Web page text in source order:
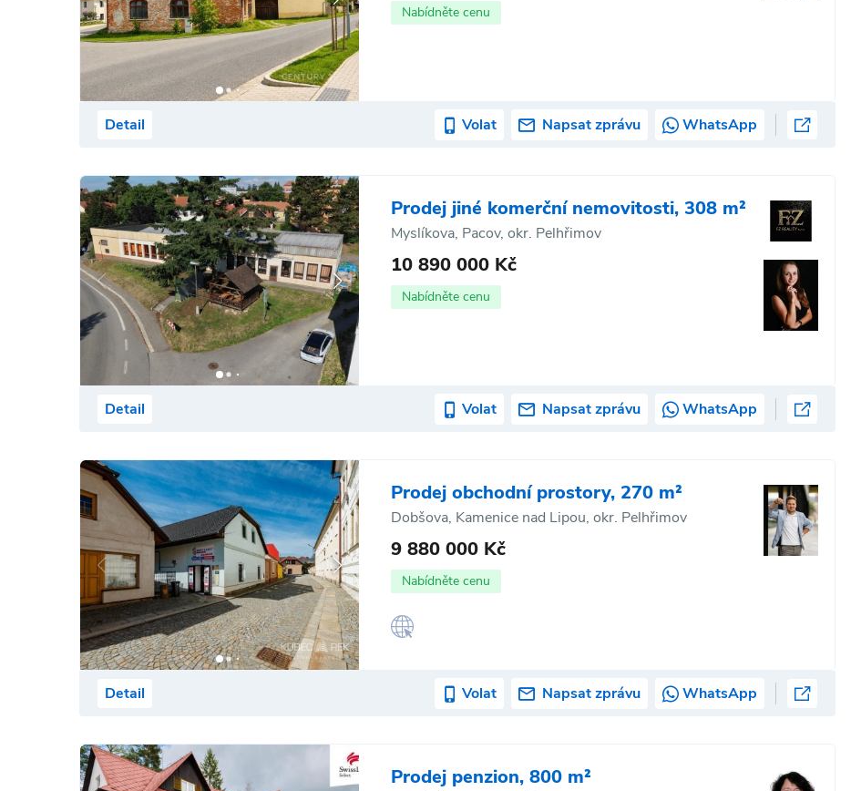
Nabídněte cenu
Detail Volat Napsat zprávu WhatsApp
Prodej jiné komerční nemovitosti, 308 m²
Myslíkova, Pacov, okr. Pelhřimov
10 890 000 Kč
Nabídněte cenu
Detail Volat Napsat zprávu WhatsApp
Prodej obchodní prostory, 270 m²
Dobšova, Kamenice nad Lipou, okr. Pelhřimov
9 880 000 Kč
Nabídněte cenu
Detail Volat Napsat zprávu WhatsApp
Prodej penzion, 800 m²